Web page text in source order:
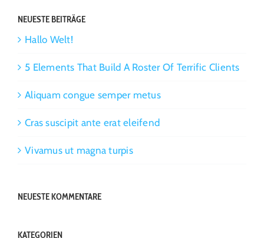
NEUESTE BEITRÄGE
Hallo Welt!
5 Elements That Build A Roster Of Terrific Clients
Aliquam congue semper metus
Cras suscipit ante erat eleifend
Vivamus ut magna turpis
NEUESTE KOMMENTARE
KATEGORIEN